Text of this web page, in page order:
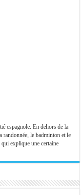
espagnole. En dehors de la
randonnée, le badminton et le
explique une certaine